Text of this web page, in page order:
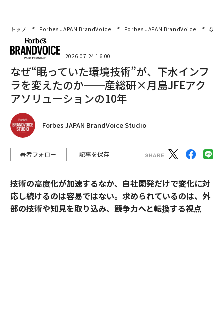
トップ Forbes JAPAN BrandVoice Forbes JAPAN BrandVoice なぜ
2026.07.24 16:00
なぜ“眠っていた環境技術”が、下水インフ
ラを変えたのか──産総研×月島JFEアク
アソリューションの10年
Forbes JAPAN BrandVoice Studio
著者フォロー 記事を保存
技術の高度化が加速するなか、自社開発だけで変化に対
応し続けるのは容易ではない。求められているのは、外
部の技術や知見を取り込み、競争力へと転換する視点